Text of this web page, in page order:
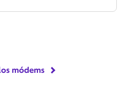
módems